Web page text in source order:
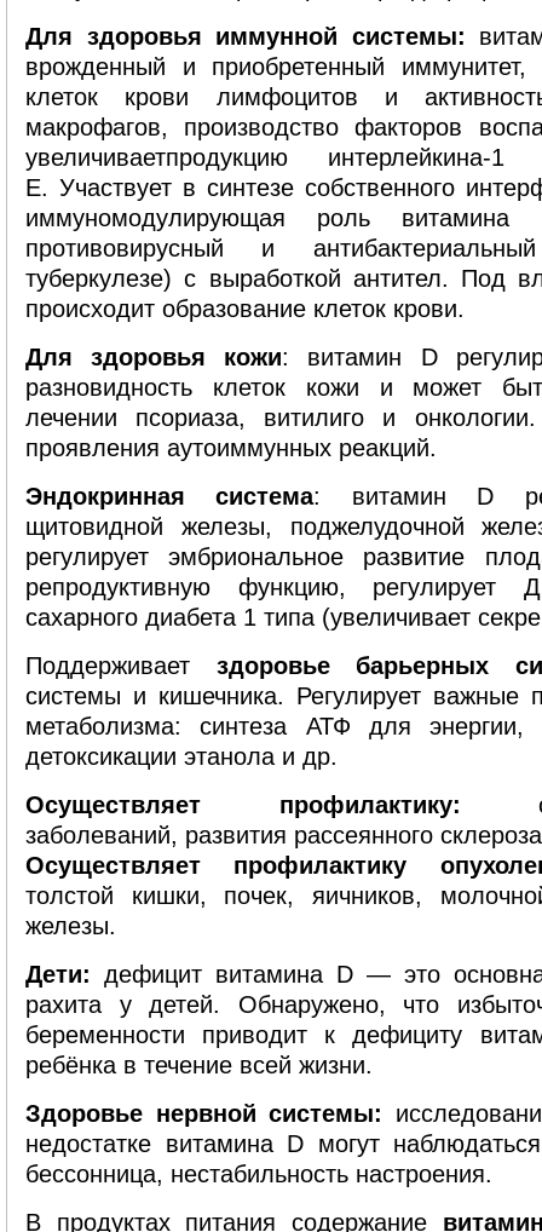
Для здоровья иммунной системы:
врожденный и приобретенный
клеток крови лимфоцитов и
макрофагов, производство факторов
увеличиваетпродукцию интерлейкина-
Е. Участвует в синтезе собственного
иммуномодулирующая роль
противовирусный и
туберкулезе) с выработкой антител. Под
происходит образование клеток крови.
Для здоровья кожи: витамин D
разновидность клеток кожи и может
лечении псориаза, витилиго и
проявления аутоиммунных реакций.
Эндокринная система: витамин D
щитовидной железы, поджелудочной
регулирует эмбриональное развитие
репродуктивную функцию, регулирует
сахарного диабета 1 типа (увеличивает
Поддерживает здоровье барьерных
системы и кишечника. Регулирует важные
метаболизма: синтеза АТФ для энергии,
детоксикации этанола и др.
Осуществляет профилактику:
заболеваний, развития рассеянного
Осуществляет профилактику
толстой кишки, почек, яичников,
железы.
Дети: дефицит витамина D — это
рахита у детей. Обнаружено, что
беременности приводит к дефициту
ребёнка в течение всей жизни.
Здоровье нервной системы:
недостатке витамина D могут
бессонница, нестабильность настроения.
В продуктах питания содержание